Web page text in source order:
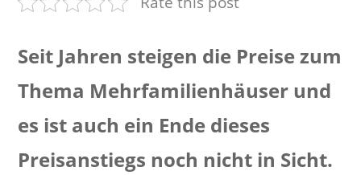
Seit Jahren steigen die Preise zum
Thema Mehrfamilienhäuser und
es ist auch ein Ende dieses
Preisanstiegs noch nicht in Sicht.